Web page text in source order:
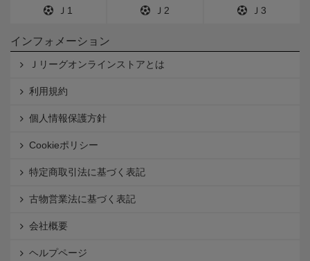
Ｊ1 Ｊ2 Ｊ3
インフォメーション
Ｊリーグオンラインストアとは
利用規約
個人情報保護方針
Cookieポリシー
特定商取引法に基づく表記
古物営業法に基づく表記
会社概要
ヘルプページ